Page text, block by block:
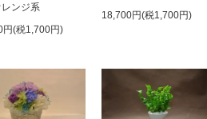
ンジ系
円(税1,700円)
18,700円(税1,700円)